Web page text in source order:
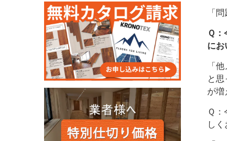
「
Ｑ
に
「
と
が
Ｑ
し